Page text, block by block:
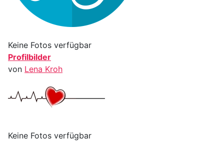
Keine Fotos verfügbar
Profilbilder
von Lena Kroh
Keine Fotos verfügbar